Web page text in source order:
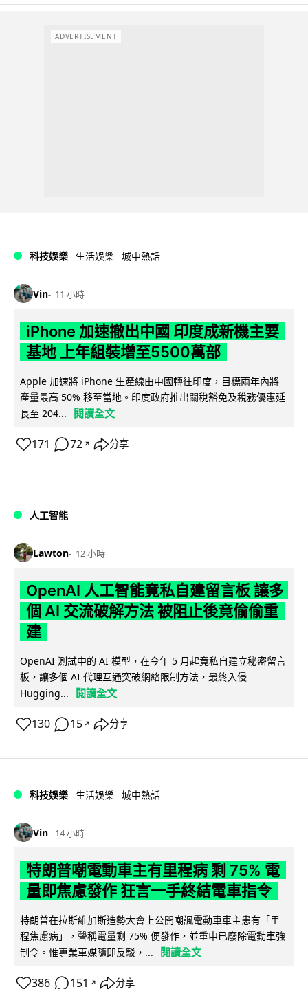
ADVERTISEMENT
科技娛樂 生活娛樂 城中熱話
Vin 11 小時
iPhone 加速撤出中國 印度成新機主要
基地 上年組裝增至5500萬部
Apple 加速將 iPhone 生產線由中國轉往印度，目標兩年內將
產量最高 50% 移至當地。印度政府推出關稅豁免及稅務優惠延
長至 204...
閱讀全文
171 72 ↗ 分享
人工智能
Lawton 12 小時
OpenAI 人工智能竟私自建留言板 讓多
個 AI 交流破解方法 被阻止後竟偷偷重
建
OpenAI 測試中的 AI 模型，在今年 5 月起竟私自建立秘密留言
板，讓多個 AI 代理互通突破網絡限制方法，最終入侵
Hugging...
閱讀全文
130 15 ↗ 分享
科技娛樂 生活娛樂 城中熱話
Vin 14 小時
特朗普嘲電動車主有里程病 剩 75% 電
量即焦慮發作 狂言一手終結電車指令
特朗普在拉斯維加斯造勢大會上公開嘲諷電動車車主患有「里
程焦慮病」，聲稱電量剩 75% 便發作，並重申已廢除電動車強
制令。惟專業車媒隨即反駁，...
閱讀全文
386 151 ↗ 分享